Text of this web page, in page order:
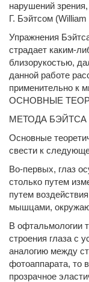
нарушений
Г. Бэйтсом
Упражнения
страдает каким-
близорукостью,
данной работе
применительно к
ОСНОВНЫЕ
МЕТОДА БЭЙТСА
Основные
свести к
Во-первых, глаз
столько путем
путем
мышцами,
В офтальмологии
строения глаза с
аналогию между
фотоаппарата, то
прозрачное